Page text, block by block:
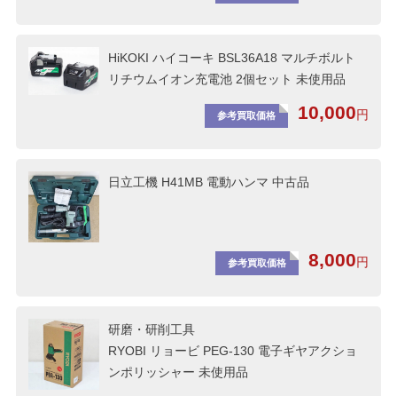
HiKOKI ハイコーキ BSL36A18 マルチボルト
リチウムイオン充電池 2個セット 未使用品
参考買取価格 10,000円
日立工機 H41MB 電動ハンマ 中古品
参考買取価格 8,000円
研磨・研削工具
RYOBI リョービ PEG-130 電子ギヤアクショ
ンポリッシャー 未使用品